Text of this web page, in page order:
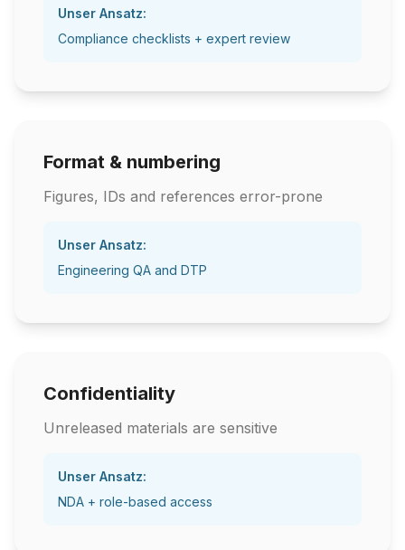
Unser Ansatz:
Compliance checklists + expert review
Format & numbering
Figures, IDs and references error-prone
Unser Ansatz:
Engineering QA and DTP
Confidentiality
Unreleased materials are sensitive
Unser Ansatz:
NDA + role-based access